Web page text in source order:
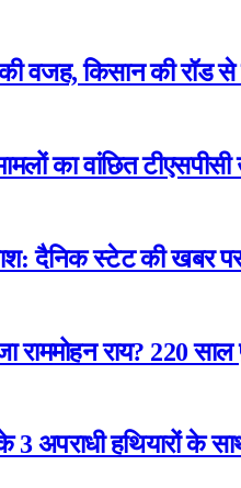
वजह, किसान की रॉड से
का वांछित टीएसपीसी
दैनिक स्टेट की खबर पर
राममोहन राय? 220
अपराधी हथियारों के